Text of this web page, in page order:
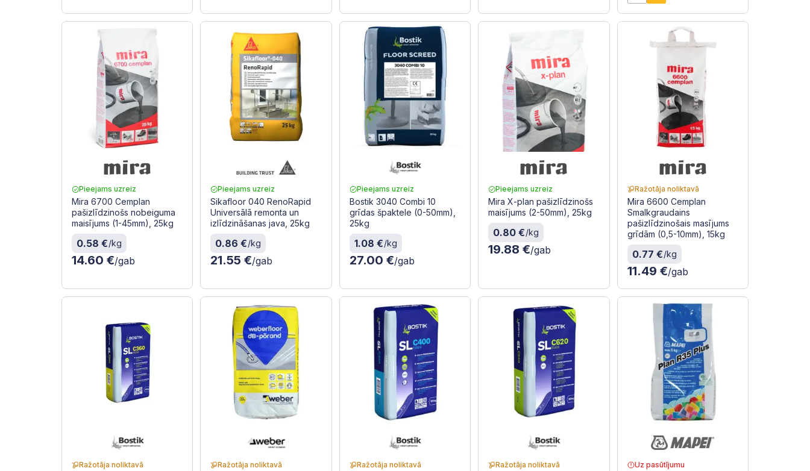
Pieejams uzreiz
Mira 6700 Cemplan
pašizlīdzinošs nobeiguma
maisījums (1-45mm), 25kg
0.58 €/kg
14.60 €/gab
Pieejams uzreiz
Sikafloor 040 RenoRapid
Universālā remonta un
izlīdzināšanas java, 25kg
0.86 €/kg
21.55 €/gab
Pieejams uzreiz
Bostik 3040 Combi 10
grīdas špaktele (0-50mm),
25kg
1.08 €/kg
27.00 €/gab
Pieejams uzreiz
Mira X-plan pašizlīdzinošs
maisījums (2-50mm), 25kg
0.80 €/kg
19.88 €/gab
Ražotāja noliktavā
Mira 6600 Cemplan
Smalkgraudains
pašizlīdzinošais masījums
grīdām (0,5-10mm), 15kg
0.77 €/kg
11.49 €/gab
Ražotāja noliktavā Ražotāja noliktavā Ražotāja noliktavā Ražotāja noliktavā Uz pasūtījumu